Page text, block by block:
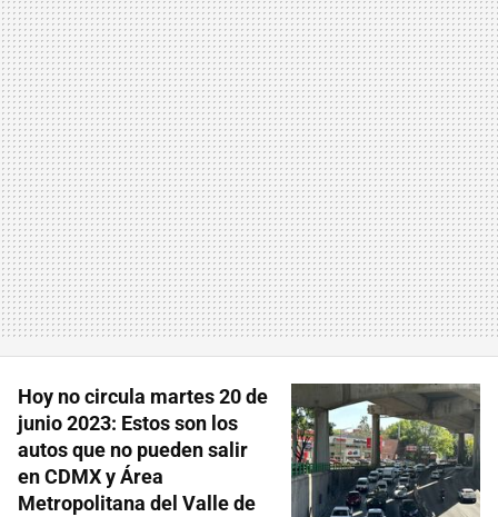
Hoy no circula martes 20 de
junio 2023: Estos son los
autos que no pueden salir
en CDMX y Área
Metropolitana del Valle de